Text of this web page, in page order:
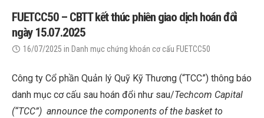
FUETCC50 – CBTT kết thúc phiên giao dịch hoán đổi
ngày 15.07.2025
16/07/2025 in Danh mục chứng khoán cơ cấu FUETCC50
Công ty Cổ phần Quản lý Quỹ Kỹ Thương (“TCC”) thông báo
danh mục cơ cấu sau hoán đổi như sau/Techcom Capital
(“TCC”) announce the components of the basket to